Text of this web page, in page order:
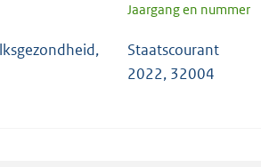
Jaargang en nummer
Staatscourant
2022, 32004